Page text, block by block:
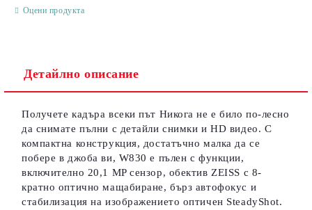
Ние ще се свържем с вас в рамките на работния ден.
Оцени продукта
Детайлно описание
Получете кадъра всеки път Никога не е било по-лесно
да снимате пълни с детайли снимки и HD видео. С
компактна конструкция, достатъчно малка да се
побере в джоба ви, W830 е пълен с функции,
включително 20,1 MP сензор, обектив ZEISS с 8-
кратно оптично мащабиране, бърз автофокус и
стабилизация на изображението оптичен SteadyShot.